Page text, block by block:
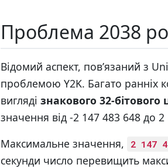
Проблема 2038
Відомий аспект, пов’язаний з
проблемою Y2K. Багато ранніх
вигляді знакового 32-бітового
значення від -2 147 483 648 до
Максимальне значення,
2 147
секунди число перевищить